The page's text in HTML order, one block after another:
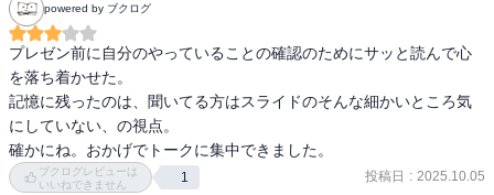
powered by ブクログ
プレゼン前に自分のやっていることの確認のためにサッと読んで心
を落ち着かせた。
記憶に残ったのは、聞いてる方はスライドのそんな細かいところ気
にしていない、の視点。
確かにね。おかげでトークに集中できました。
ブクログレビューは
いいねできません
1 投稿日 : 2025.10.05